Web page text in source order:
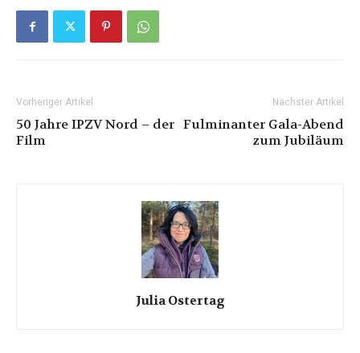
Vorheriger Artikel
50 Jahre IPZV Nord – der
Film
Nächster Artikel
Fulminanter Gala-Abend
zum Jubiläum
Julia Ostertag